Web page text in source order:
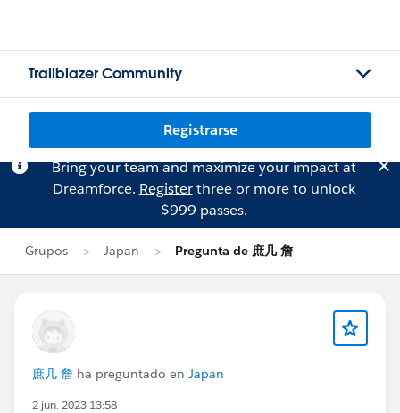
Trailblazer Community
Registrarse
Bring your team and maximize your impact at
Dreamforce. Registerthree or more to unlock
$999 passes.
Grupos Japan Pregunta de 庶几 詹
庶几 詹 ha preguntado en Japan
2 jun. 2023 13:58